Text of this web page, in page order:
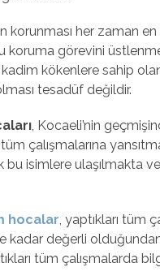
korunması her zaman
koruma görevini
kökenlere sahip
tesadüf değildir.
, Kocaeli’nin
çalışmalarına
bu isimlere ulaşılmakta
hocalar, yaptıkları tüm
kadar değerli
tüm çalışmalarda